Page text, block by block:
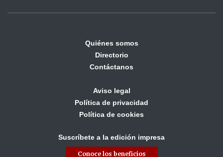
Quiénes somos
Directorio
Contáctanos
Aviso legal
Política de privacidad
Política de cookies
Suscríbete a la edición impresa
Conoce los beneficios